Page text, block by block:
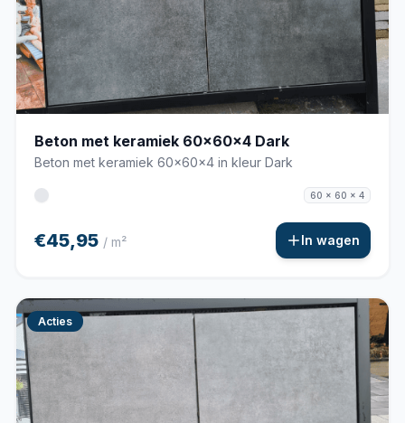
Beton met keramiek 60x60x4 Dark
Beton met keramiek 60x60x4 in kleur Dark
60 x 60 x 4
€45,95 / m² In wagen
Acties